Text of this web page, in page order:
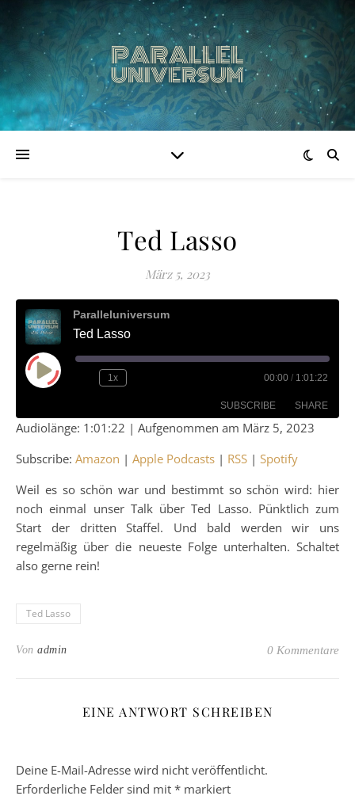
Ted Lasso
März 5, 2023
Paralleluniversum
Ted Lasso
Play Episode 1x 00:00 / 1:01:22
SUBSCRIBE SHARE
RSS FEED
SHARE
LINK
EMBED
Audiolänge: 1:01:22 | Aufgenommen am März 5, 2023
Subscribe: Amazon | Apple Podcasts | RSS | Spotify
Weil es so schön war und bestimmt so schön wird: hier
noch einmal unser Talk über Ted Lasso. Pünktlich zum
Start der dritten Staffel. Und bald werden wir uns
regelmäßig über die neueste Folge unterhalten. Schaltet
also gerne rein!
Ted Lasso
Von admin 0 Kommentare
EINE ANTWORT SCHREIBEN
Deine E-Mail-Adresse wird nicht veröffentlicht.
Erforderliche Felder sind mit * markiert